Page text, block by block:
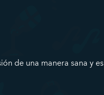
de una manera sana y es